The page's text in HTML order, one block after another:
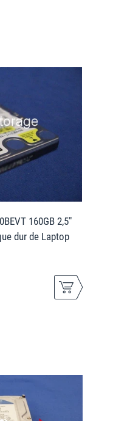
160GB 2,5"
dur de Laptop